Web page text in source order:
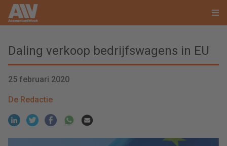
Daling verkoop bedrijfswagens in EU
25 februari 2020
De Redactie